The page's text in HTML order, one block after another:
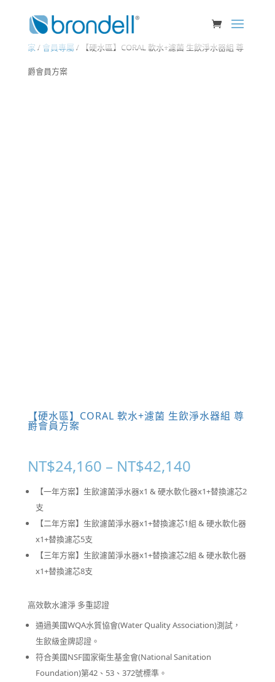
家 / 會員專屬 / 【硬水區】CORAL 軟水+濾菌 生飲淨水器組 尊
爵會員方案
【硬水區】CORAL 軟水+濾菌 生飲淨水器組 尊
爵會員方案
NT$24,160 – NT$42,140價
格
圍：
NT$24,160
【一年方案】生飲濾菌淨水器x1 & 硬水軟化器x1+替換濾芯2
支
【二年方案】生飲濾菌淨水器x1+替換濾芯1組 & 硬水軟化器
x1+替換濾芯5支
【三年方案】生飲濾菌淨水器x1+替換濾芯2組 & 硬水軟化器
x1+替換濾芯8支
高效軟水濾淨 多重認證
通過美國WQA水質協會(Water Quality Association)測試，
生飲級金牌認證。
符合美國NSF國家衛生基金會(National Sanitation
Foundation)第42、53、372號標準。